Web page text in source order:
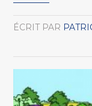
ÉCRIT PAR